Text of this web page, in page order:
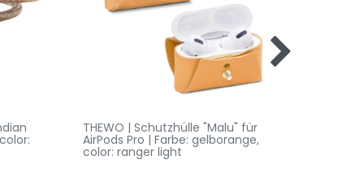
THEWO | Schutzhülle "Malu" für
AirPods Pro | Farbe: gelborange,
color: ranger light